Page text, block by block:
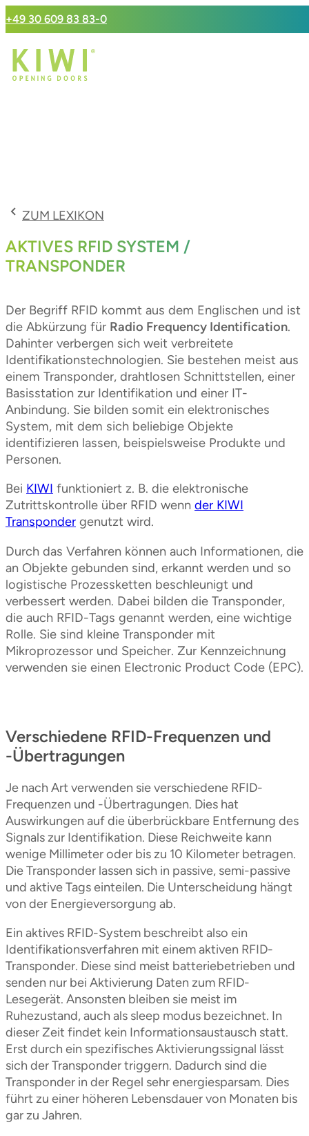
+49 30 609 83 83-0
ZUM LEXIKON
AKTIVES RFID SYSTEM /
TRANSPONDER
Der Begriff RFID kommt aus dem Englischen und ist
die Abkürzung für Radio Frequency Identification.
Dahinter verbergen sich weit verbreitete
Identifikationstechnologien. Sie bestehen meist aus
einem Transponder, drahtlosen Schnittstellen, einer
Basisstation zur Identifikation und einer IT-
Anbindung. Sie bilden somit ein elektronisches
System, mit dem sich beliebige Objekte
identifizieren lassen, beispielsweise Produkte und
Personen.
Bei KIWI funktioniert z. B. die elektronische
Zutrittskontrolle über RFID wenn der KIWI
Transponder genutzt wird.
Durch das Verfahren können auch Informationen, die
an Objekte gebunden sind, erkannt werden und so
logistische Prozessketten beschleunigt und
verbessert werden. Dabei bilden die Transponder,
die auch RFID-Tags genannt werden, eine wichtige
Rolle. Sie sind kleine Transponder mit
Mikroprozessor und Speicher. Zur Kennzeichnung
verwenden sie einen Electronic Product Code (EPC).
Verschiedene RFID-Frequenzen und
-Übertragungen
Je nach Art verwenden sie verschiedene RFID-
Frequenzen und -Übertragungen. Dies hat
Auswirkungen auf die überbrückbare Entfernung des
Signals zur Identifikation. Diese Reichweite kann
wenige Millimeter oder bis zu 10 Kilometer betragen.
Die Transponder lassen sich in passive, semi-passive
und aktive Tags einteilen. Die Unterscheidung hängt
von der Energieversorgung ab.
Ein aktives RFID-System beschreibt also ein
Identifikationsverfahren mit einem aktiven RFID-
Transponder. Diese sind meist batteriebetrieben und
senden nur bei Aktivierung Daten zum RFID-
Lesegerät. Ansonsten bleiben sie meist im
Ruhezustand, auch als sleep modus bezeichnet. In
dieser Zeit findet kein Informationsaustausch statt.
Erst durch ein spezifisches Aktivierungssignal lässt
sich der Transponder triggern. Dadurch sind die
Transponder in der Regel sehr energiesparsam. Dies
führt zu einer höheren Lebensdauer von Monaten bis
gar zu Jahren.